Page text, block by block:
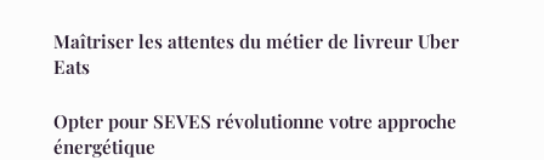
Maîtriser les attentes du métier de livreur Uber
Eats
Opter pour SEVES révolutionne votre approche
énergétique